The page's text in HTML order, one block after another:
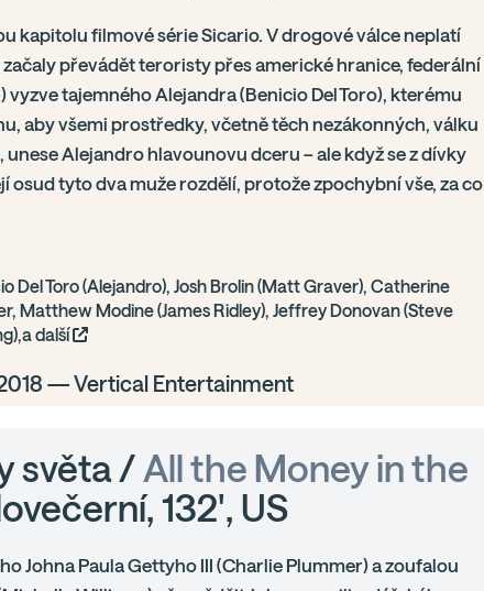
kapitolu filmové série Sicario. V drogové válce neplatí
převádět teroristy přes americké hranice, federální
tajemného Alejandra (Benicio Del Toro), kterému
aby všemi prostředky, včetně těch nezákonných, válku
Alejandro hlavounovu dceru – ale když se z dívky
osud tyto dva muže rozdělí, protože zpochybní vše, za co
Del Toro (Alejandro), Josh Brolin (Matt Graver), Catherine
Matthew Modine (James Ridley), Jeffrey Donovan (Steve
další
— Vertical Entertainment
světa /All the Money in the
132', US
Johna Paula Gettyho III (Charlie Plummer) a zoufalou